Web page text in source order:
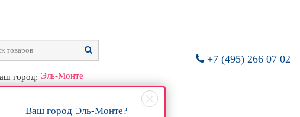
+7 (495) 266 07 02
город: Эль-Монте
Ваш город Эль-Монте?